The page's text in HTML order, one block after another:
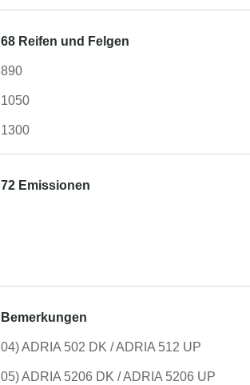
68 Reifen und Felgen
890
1050
1300
72 Emissionen
Bemerkungen
04) ADRIA 502 DK / ADRIA 512 UP
05) ADRIA 5206 DK / ADRIA 5206 UP